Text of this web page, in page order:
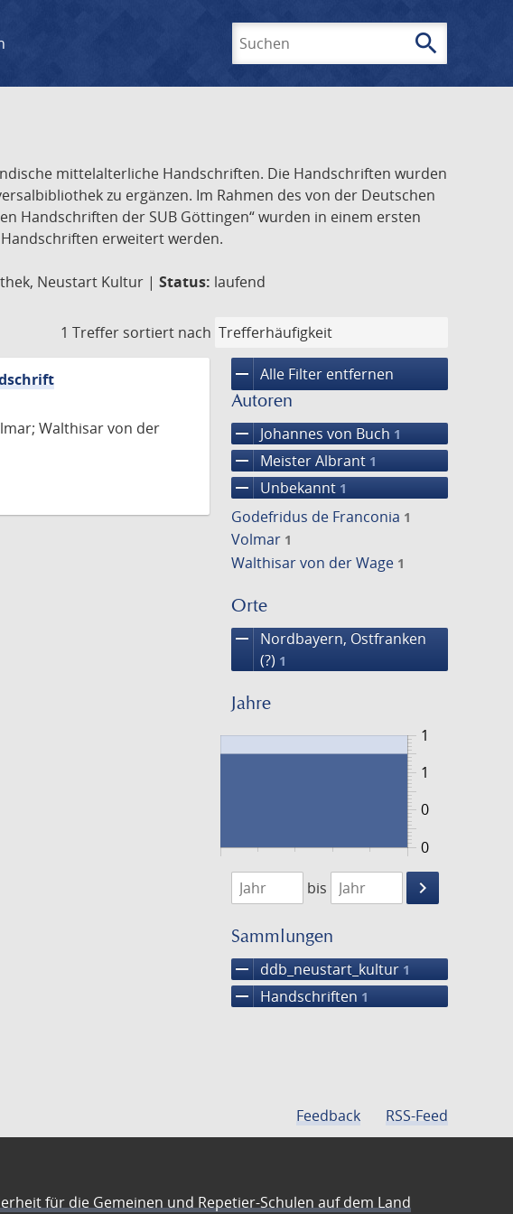
search
mittelalterliche Handschriften. Die Handschriften wurden
zu ergänzen. Im Rahmen des von der Deutschen
Handschriften der SUB Göttingen“ wurden in einem ersten
erweitert werden.
Neustart Kultur | Status: laufend
1 Treffer sortiert nach
remove Alle Filter entfernen
Autoren
remove Johannes von Buch 1
remove Meister Albrant 1
remove Unbekannt 1
Godefridus de Franconia 1
Volmar 1
Walthisar von der Wage 1
Orte
remove
Nordbayern, Ostfranken
(?) 1
Jahre
0
1
0
1
1474
1475
bis
keyboard_arrow_right
Suche
Sammlungen
remove ddb_neustart_kultur 1
remove Handschriften 1
Walthisar von der
Feedback RSS-Feed
für die Gemeinen und Repetier-Schulen auf dem Land